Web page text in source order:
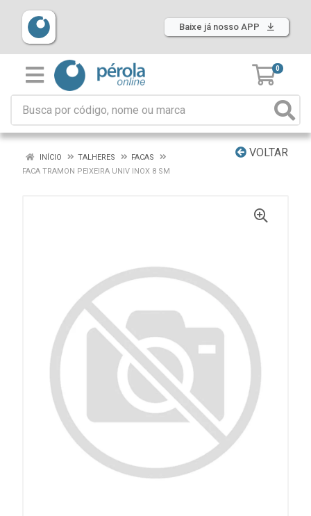
Baixe já nosso APP
0
VOLTAR
INÍCIO TALHERES
FACAS
FACA TRAMON PEIXEIRA UNIV INOX 8 SM